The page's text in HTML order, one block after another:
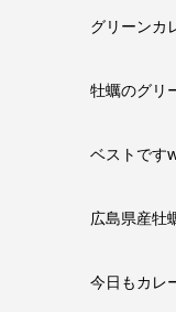
グリーンカ
牡蠣のグリ
ベストです‪
広島県産牡
今日もカレ